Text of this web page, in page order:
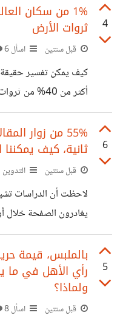
عندنا تقدم الدعم
ولكنها لا تحل محل حب
والديّ الركيزة الأساسية
والقريب منه في تعلّم
بقينا كأطفال نعتمد
4 ثروات الأرض
قبل سنتين اسأل I/O6 تعليقات
أكثر من 40%
برأيك إلى هذا التفاوت
6 ثانية، كيف
قبل سنتين
لاحظت أن الدراسات
بيني وبين نفسي ككاتب
من اللحظة الأولى أنا
واضحة أو تجيب على
عند متصفح الموقع
جداً مع تقسيم النص إلى
5
بالملبس، قيمة
رأي الأهل في ما
ولماذا؟
قبل سنتين اسأل I/O8 تعليقات